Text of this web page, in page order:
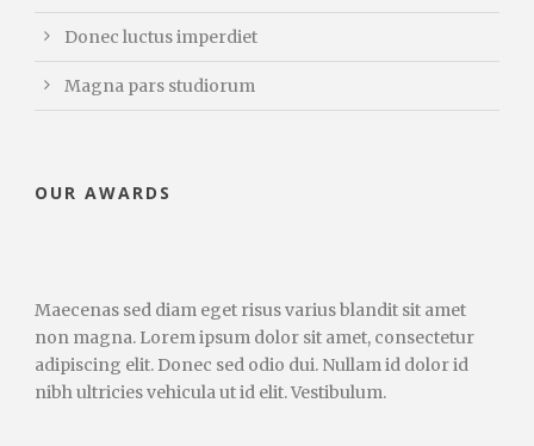
Donec luctus imperdiet
Magna pars studiorum
OUR AWARDS
Maecenas sed diam eget risus varius blandit sit amet
non magna. Lorem ipsum dolor sit amet, consectetur
adipiscing elit. Donec sed odio dui. Nullam id dolor id
nibh ultricies vehicula ut id elit. Vestibulum.